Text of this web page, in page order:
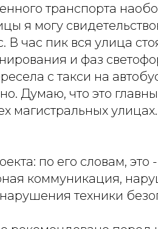
транспорта
я могу
В час пик вся улица
и фаз
с такси на
Думаю, что это
магистральных
по его словам, это -
коммуникация,
техники